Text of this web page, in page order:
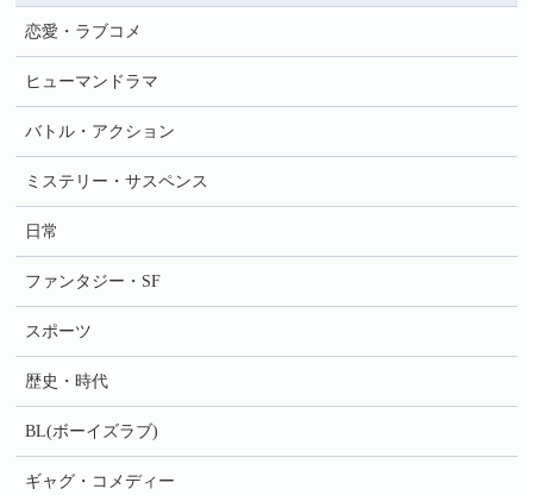
恋愛・ラブコメ
ヒューマンドラマ
バトル・アクション
ミステリー・サスペンス
日常
ファンタジー・SF
スポーツ
歴史・時代
BL(ボーイズラブ)
ギャグ・コメディー